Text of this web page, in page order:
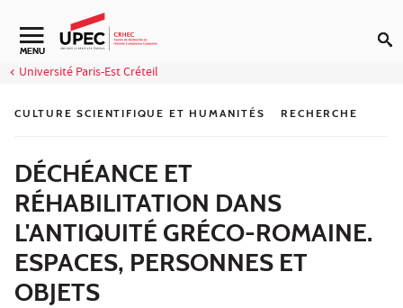
Aller au contenu
Navigation secondaire
MENU
Université Paris-Est Créteil
CULTURE SCIENTIFIQUE ET HUMANITÉS RECHERCHE
DÉCHÉANCE ET
RÉHABILITATION DANS
L'ANTIQUITÉ GRÉCO-ROMAINE.
ESPACES, PERSONNES ET
OBJETS